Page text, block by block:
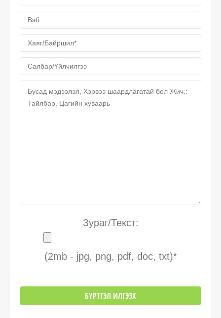
Зураг/Текст:
(2mb - jpg, png, pdf, doc, txt)*